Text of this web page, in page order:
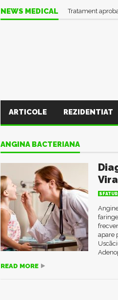
NEWS MEDICAL Tratament
ARTICOLE REZIDENTIAT
ANGINA BACTERIANA
apare
READ MORE